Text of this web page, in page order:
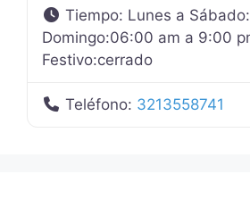
Tiempo: Lunes a
Domingo:06:00 am a 9:00
Festivo:cerrado
Teléfono: 3213558741